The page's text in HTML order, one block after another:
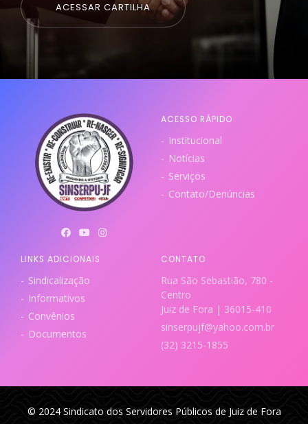
ACESSAR CARTILHA
ACESSO RÁPIDO
Institucional
Notícias
Serviços
Contato/Denúncias
LINKS ADICIONAIS
Sindicalização
Informativos
Convênios
Documentos
CONTATO
Rua São Sebastião, 780 -
Centro
Juiz de Fora | 36015-410
sinserpujf@yahoo.com.br
(32) 3215-1855
© 2024 Sindicato dos Servidores Públicos de Juiz de Fora